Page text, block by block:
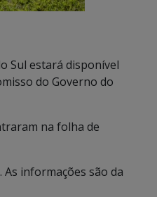
Sul estará disponível
do Governo do
na folha de
informações são da